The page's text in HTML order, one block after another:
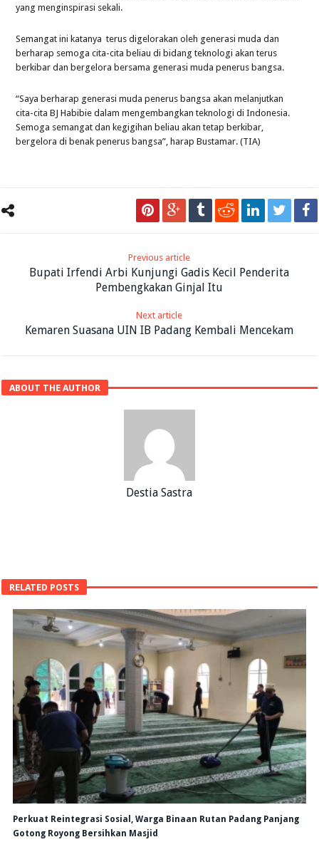
yang menginspirasi sekali.
Semangat ini katanya terus digelorakan oleh generasi muda dan
berharap semoga cita-cita beliau di bidang teknologi akan terus
berkibar dan bergelora bersama generasi muda penerus bangsa.
“Saya berharap generasi muda penerus bangsa akan melanjutkan
cita-cita BJ Habibie dalam mengembangkan teknologi di Indonesia.
Semoga semangat dan kegigihan beliau akan tetap berkibar,
bergelora di benak penerus bangsa”, harap Bustamar. (TIA)
Previous article
Bupati Irfendi Arbi Kunjungi Gadis Kecil Penderita
Pembengkakan Ginjal Itu
Next article
Kemaren Suasana UIN IB Padang Kembali Mencekam
ABOUT THE AUTHOR
Destia Sastra
RELATED POSTS
Perkuat Reintegrasi Sosial, Warga Binaan Rutan Padang Panjang
Gotong Royong Bersihkan Masjid